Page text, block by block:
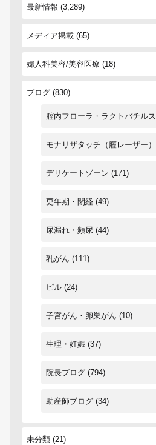
最新情報 (3,289)
メディア掲載 (65)
婦人科美容/美容医療 (18)
ブログ (830)
腟内フローラ・ラクトバチルス
モナリザタッチ（腟レーザー）
デリケートゾーン (171)
更年期・閉経 (49)
尿漏れ・頻尿 (44)
乳がん (111)
ピル (24)
子宮がん・卵巣がん (10)
生理・妊娠 (37)
院長ブログ (794)
助産師ブログ (34)
未分類 (21)